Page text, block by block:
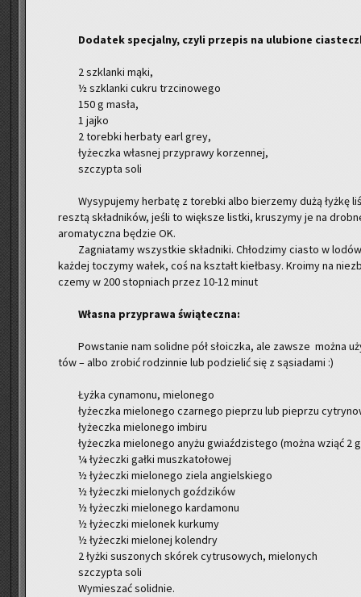
Do­da­tek spe­cjal­ny, czyli prze­pis na ulu­bio­ne
2 szklan­ki mąki,
½ szklan­ki cukru trzci­no­we­go
150 g masła,
1 jajko
2 to­reb­ki her­ba­ty earl grey,
ły­żecz­ka wła­snej przy­pra­wy ko­rzen­nej,
szczyp­ta soli
Wy­sy­pu­je­my her­ba­tę z to­reb­ki albo bie­rze­my dużą łyżkę
resz­tą skład­ni­ków, jeśli to więk­sze list­ki, kru­szy­my je na
aro­ma­tycz­na bę­dzie OK.
Za­gnia­ta­my wszyst­kie skład­ni­ki. Chło­dzi­my cia­sto w
każ­dej to­czy­my wałek, coś na kształt kieł­ba­sy. Kro­imy na
cze­my w 200 stop­niach przez 10-12 minut
Wła­sna przy­pra­wa świą­tecz­na:
Po­wsta­nie nam so­lid­ne pół sło­icz­ka, ale za­wsze można
tów – albo zro­bić ro­dzin­nie lub po­dzie­lić się z są­sia­da­mi :)
Łyżka cy­na­mo­nu, mie­lo­ne­go
ły­żecz­ka mie­lo­ne­go czar­ne­go pie­przu lub pie­przu
ły­żecz­ka mie­lo­ne­go im­bi­ru
ły­żecz­ka mie­lo­ne­go anyżu gwiaź­dzi­ste­go (można wziąć 2
¼ ły­żecz­ki gałki musz­ka­to­ło­wej
½ ły­żecz­ki mie­lo­ne­go ziela an­giel­skie­go
½ ły­żecz­ki mie­lo­nych goź­dzi­ków
½ ły­żecz­ki mie­lo­ne­go kar­da­mo­nu
½ ły­żecz­ki mie­lo­nek kur­ku­my
½ ły­żecz­ki mie­lo­nej ko­len­dry
2 łyżki su­szo­nych skó­rek cy­tru­so­wych, mie­lo­nych
szczyp­ta soli
Wy­mie­szać so­lid­nie.